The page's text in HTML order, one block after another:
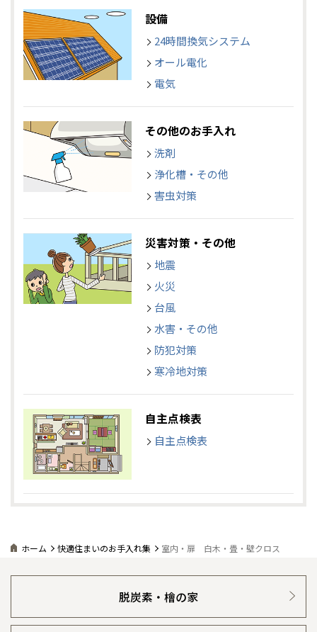
設備
24時間換気システム
オール電化
電気
その他のお手入れ
洗剤
浄化槽・その他
害虫対策
災害対策・その他
地震
火災
台風
水害・その他
防犯対策
寒冷地対策
自主点検表
自主点検表
ホーム 快適住まいのお手入れ集 室内・扉 白木・畳・壁クロス
脱炭素・檜の家